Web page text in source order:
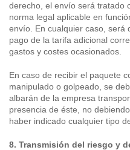
derecho, el envío será tratado
norma legal aplicable en
envío. En cualquier caso, será
pago de la tarifa adicional
gastos y costes ocasionados.
En caso de recibir el paquete
manipulado o golpeado, se
albarán de la empresa
presencia de éste, no
haber indicado cualquier tipo
8. Transmisión del riesgo y